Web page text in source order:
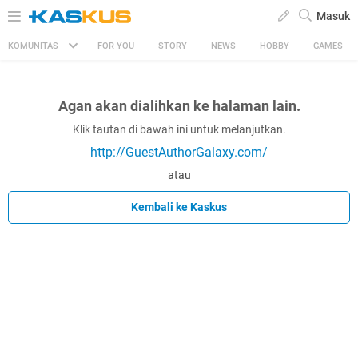
Masuk
KOMUNITAS FOR YOU STORY NEWS HOBBY GAMES
Agan akan dialihkan ke halaman lain.
Klik tautan di bawah ini untuk melanjutkan.
http://GuestAuthorGalaxy.com/
atau
Kembali ke Kaskus